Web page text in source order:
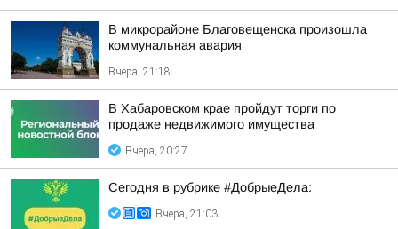
В микрорайоне Благовещенска произошла
коммунальная авария
Вчера, 21:18
В Хабаровском крае пройдут торги по
продаже недвижимого имущества
Вчера, 20:27
Сегодня в рубрике #ДобрыеДела:
Вчера, 21:03